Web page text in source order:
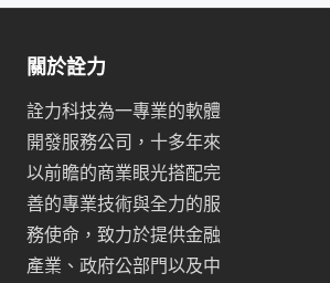
關於詮力
詮力科技為一專業的軟體
開發服務公司，十多年來
以前瞻的商業眼光搭配完
善的專業技術與全力的服
務使命，致力於提供金融
產業、政府公部門以及中